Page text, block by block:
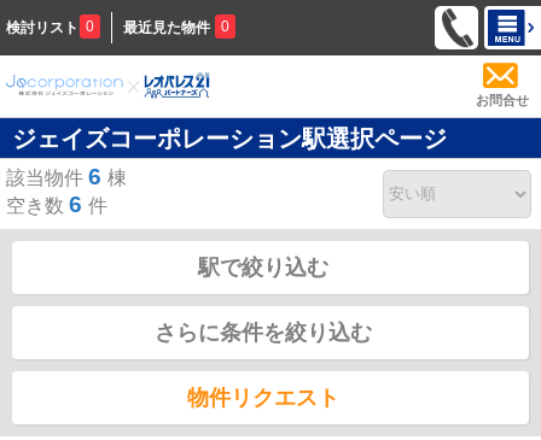
検討リスト 0 最近見た物件 0
お問合せ
ジェイズコーポレーション駅選択ページ
該当物件 6 棟
空き数 6 件
駅で絞り込む
さらに条件を絞り込む
物件リクエスト